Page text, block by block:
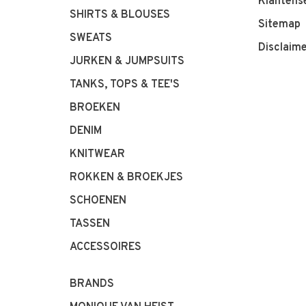
SHIRTS & BLOUSES
SWEATS
JURKEN & JUMPSUITS
TANKS, TOPS & TEE'S
BROEKEN
DENIM
KNITWEAR
ROKKEN & BROEKJES
SCHOENEN
TASSEN
ACCESSOIRES
BRANDS
Sitemap